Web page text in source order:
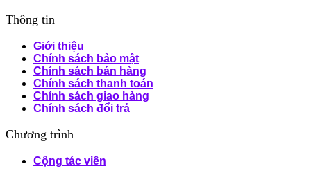
Thông tin
Giới thiệu
Chính sách bảo mật
Chính sách bán hàng
Chính sách thanh toán
Chính sách giao hàng
Chính sách đổi trả
Chương trình
Cộng tác viên